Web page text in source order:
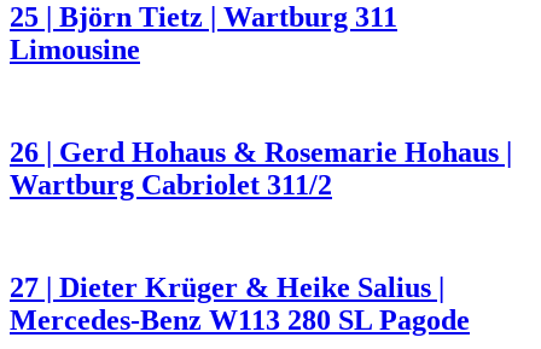
25 | Björn Tietz | Wartburg 311
Limousine
26 | Gerd Hohaus & Rosemarie Hohaus |
Wartburg Cabriolet 311/2
27 | Dieter Krüger & Heike Salius |
Mercedes-Benz W113 280 SL Pagode